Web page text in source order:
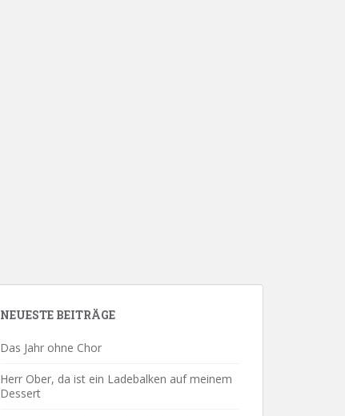
NEUESTE BEITRÄGE
Das Jahr ohne Chor
Herr Ober, da ist ein Ladebalken auf meinem
Dessert